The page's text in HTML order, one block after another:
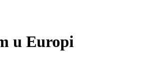
u Europi